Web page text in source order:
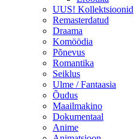
UUS! Kollektsioonid
Remasterdatud
Draama
Komöödia
Põnevus
Romantika
Seiklus
Ulme / Fantaasia
Õudus
Maailmakino
Dokumentaal
Anime